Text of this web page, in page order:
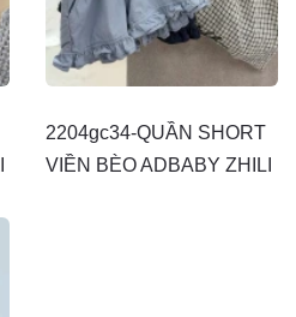
2204gc34-QUẦN SHORT
VIỀN BÈO ADBABY ZHILI